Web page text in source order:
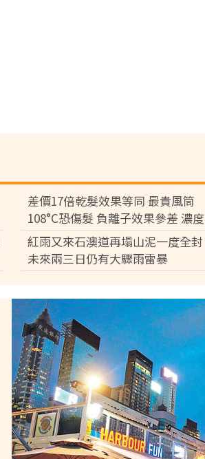
差價17倍乾髮效果等同 最貴風筒
108°C恐傷髮 負離子效果參差 濃度
差逾百倍
紅雨又來石澳道再塌山泥一度全封
未來兩三日仍有大驟雨雷暴